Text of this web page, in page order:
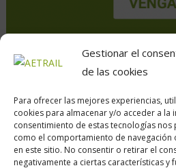
Gestionar el
de las cookies
Para ofrecer las mejores experiencias,
cookies para almacenar y/o acceder a la
consentimiento de estas tecnologías
como el comportamiento de navegación
en este sitio. No consentir o retirar el
negativamente a ciertas características y
Calle Daoiz, 12,